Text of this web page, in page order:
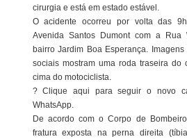
cirurgia e está em estado estável.
O acidente ocorreu por volta das
Avenida Santos Dumont com a Rua
bairro Jardim Boa Esperança.
sociais mostram uma roda traseira do
cima do motociclista.
? Clique aqui para seguir o novo
WhatsApp.
De acordo com o Corpo de
fratura exposta na perna direita